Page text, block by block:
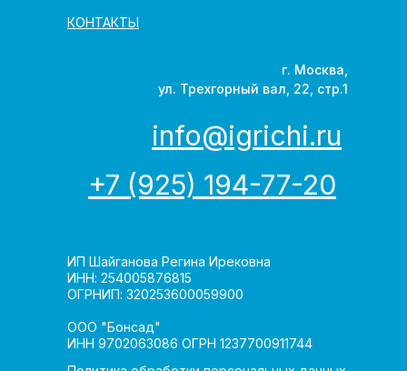
КОНТАКТЫ
г. Москва,
ул. Трехгорный вал, 22, стр.1
ИП Шайганова Регина Ирековна
ИНН: 254005876815
ОГРНИП: 320253600059900
ООО "Бонсад"
ИНН 9702063086 ОГРН 1237700911744
+7 (925) 194-77-20
info@igrichi.ru